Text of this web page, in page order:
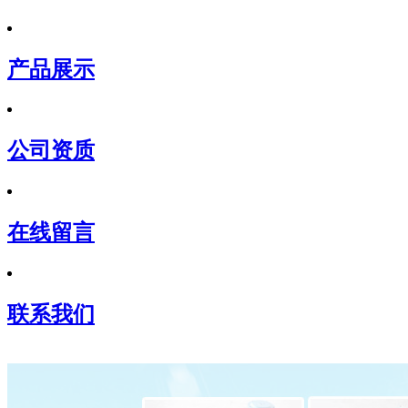
产品展示
公司资质
在线留言
联系我们